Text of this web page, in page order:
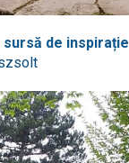
de inspirație